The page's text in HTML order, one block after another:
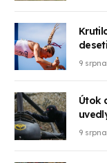
9
Útok
9